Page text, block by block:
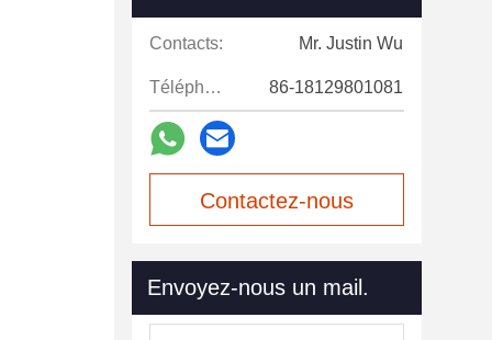
Contacts: Mr. Justin Wu
Téléphone: 86-18129801081
Contactez-nous
Envoyez-nous un mail.